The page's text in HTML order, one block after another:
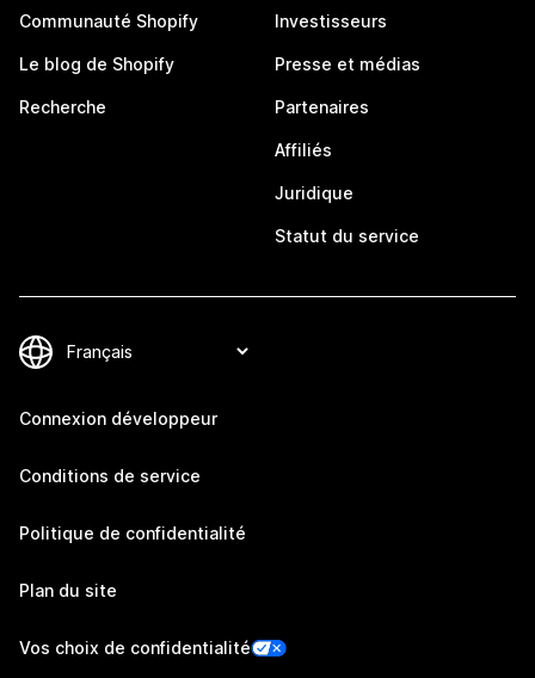
Communauté Shopify
Le blog de Shopify
Recherche
Investisseurs
Presse et médias
Partenaires
Affiliés
Juridique
Statut du service
Connexion développeur
Conditions de service
Politique de confidentialité
Plan du site
Vos choix de confidentialité